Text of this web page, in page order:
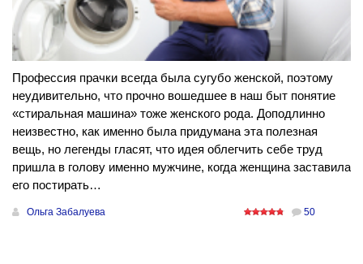
Профессия прачки всегда была сугубо женской, поэтому
неудивительно, что прочно вошедшее в наш быт понятие
«стиральная машина» тоже женского рода. Доподлинно
неизвестно, как именно была придумана эта полезная
вещь, но легенды гласят, что идея облегчить себе труд
пришла в голову именно мужчине, когда женщина заставила
его постирать…
Ольга Забалуева 50